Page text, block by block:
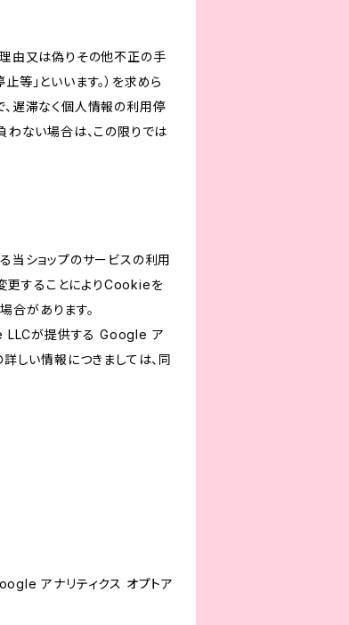
由又は偽りその他不正の手
」といいます。）を求めら
遅滞なく個人情報の利用停
わない場合は、この限りでは
当ショップのサービスの利用
更することによりCookieを
合があります。
LLCが提供する Google ア
しい情報につきましては、同
アナリティクス オプトア